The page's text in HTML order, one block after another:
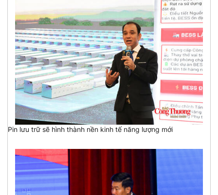
Pin lưu trữ sẽ hình thành nền kinh tế năng lượng mới